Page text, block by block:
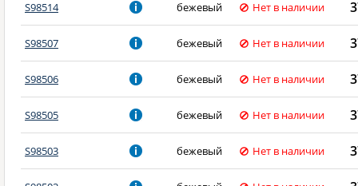
S98514 бежевый Нет в наличии
S98507 бежевый Нет в наличии
S98506 бежевый Нет в наличии
S98505 бежевый Нет в наличии
S98503 бежевый Нет в наличии